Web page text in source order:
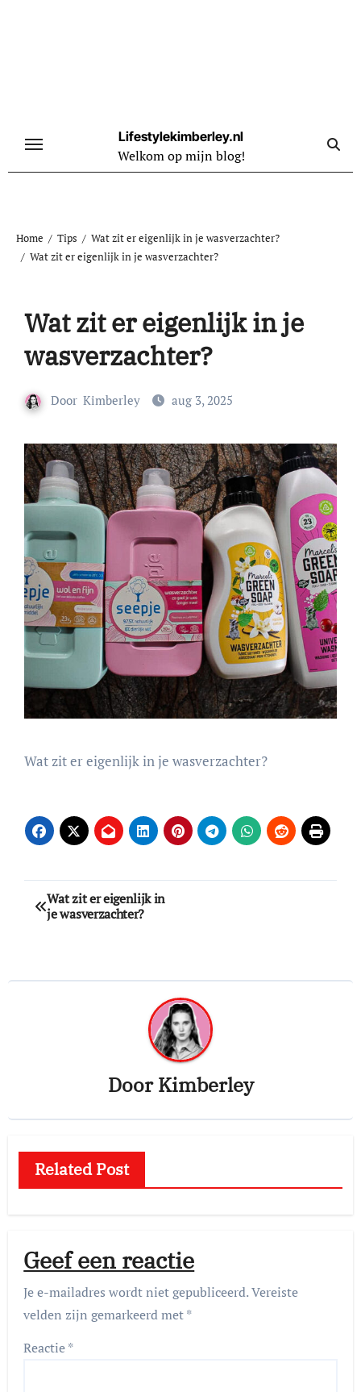
Lifestylekimberley.nl
Welkom op mijn blog!
Home Tips
Wat zit er eigenlijk in je wasverzachter?
Wat zit er eigenlijk in je wasverzachter?
Wat zit er eigenlijk in je
wasverzachter?
Door Kimberley aug 3, 2025
Wat zit er eigenlijk in je wasverzachter?
Bericht
navigatie
Wat zit er eigenlijk in
je wasverzachter?
DoorKimberley
Related Post
Geef een reactie
Je e-mailadres wordt niet gepubliceerd.Vereiste
velden zijn gemarkeerd met*
Reactie*